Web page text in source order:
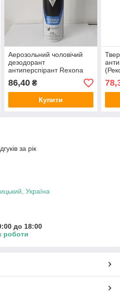
Аерозольний чоловічий
дезодорант
антиперспірант Rexona
Ice fresh 150 мл. (Рексона
Прозорий лід)
86,40₴
Купити
за рік
Україна
до 18:00
роботи